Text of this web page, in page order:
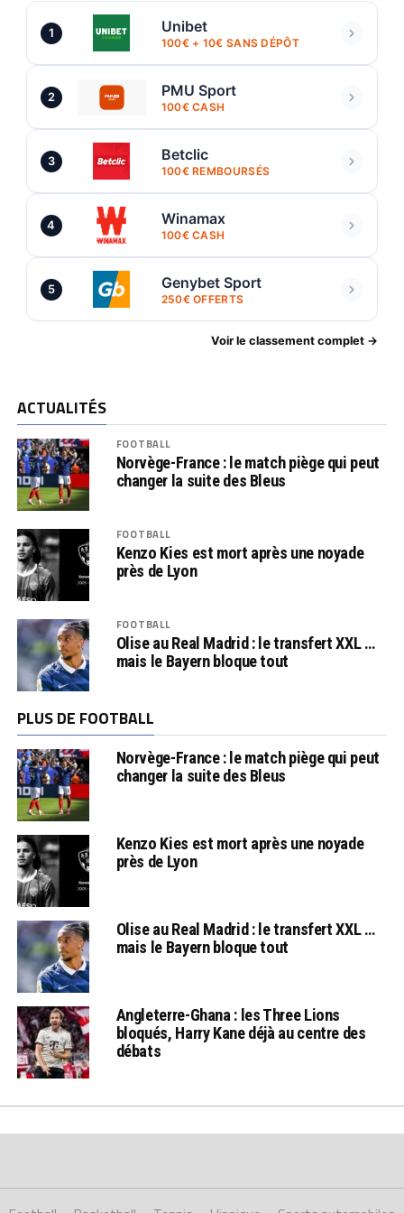
1 Unibet
100€ + 10€ SANS DÉPÔT
2 PMU Sport
100€ CASH
3 Betclic
100€ REMBOURSÉS
4 Winamax
100€ CASH
5 Genybet Sport
250€ OFFERTS
Voir le classement complet →
ACTUALITÉS
FOOTBALL
Norvège-France : le match piège qui peut
changer la suite des Bleus
FOOTBALL
Kenzo Kies est mort après une noyade
près de Lyon
FOOTBALL
Olise au Real Madrid : le transfert XXL …
mais le Bayern bloque tout
PLUS DE FOOTBALL
Norvège-France : le match piège qui peut
changer la suite des Bleus
Kenzo Kies est mort après une noyade
près de Lyon
Olise au Real Madrid : le transfert XXL …
mais le Bayern bloque tout
Angleterre-Ghana : les Three Lions
bloqués, Harry Kane déjà au centre des
débats